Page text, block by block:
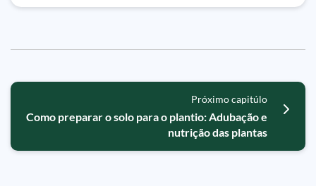
Próximo capitúlo
Como preparar o solo para o plantio: Adubação e
nutrição das plantas